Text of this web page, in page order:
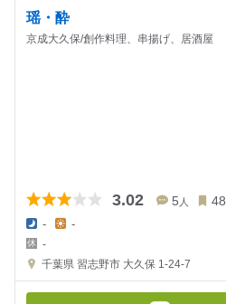
瑶・酔
京成大久保/創作料理、串揚げ、居酒屋
3.02 5 人 48
夜
の
金
-
金
額
-
-
千葉県 習志野市 大久保 1-24-7